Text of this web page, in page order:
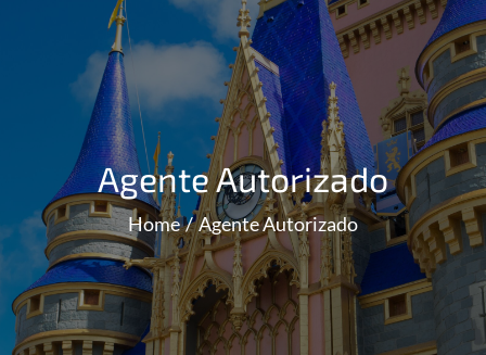
Agente Autorizado
Home Agente Autorizado